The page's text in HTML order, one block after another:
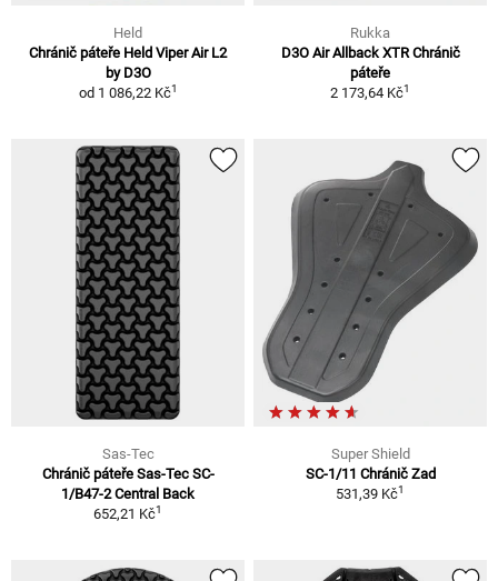
Held
Chránič páteře Held Viper Air L2
by D3O
od 1 086,22 Kč1
Rukka
D3O Air Allback XTR Chránič
páteře
2 173,64 Kč1
Sas-Tec
Chránič páteře Sas-Tec SC-
1/B47-2 Central Back
652,21 Kč1
Super Shield
SC-1/11 Chránič Zad
531,39 Kč1